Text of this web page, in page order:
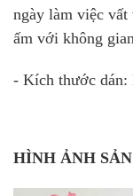
ngày làm việc
ấm với không
- Kích thước dán:
HÌNH ẢNH